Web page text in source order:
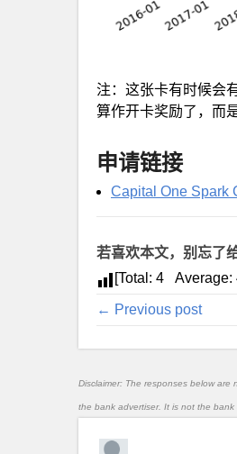
注：这张卡有时候会
算作开卡奖励了，而
申请链接
Capital One Spark
若喜欢本文，别忘了
[Total: 4 Average:
← Previous post
Disclaimer: The responses below
the bank advertiser. It is not the bank